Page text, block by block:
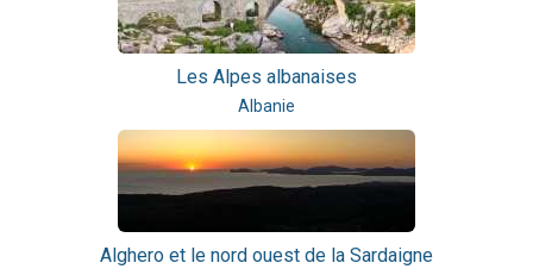
Les Alpes albanaises
Albanie
Alghero et le nord ouest de la Sardaigne